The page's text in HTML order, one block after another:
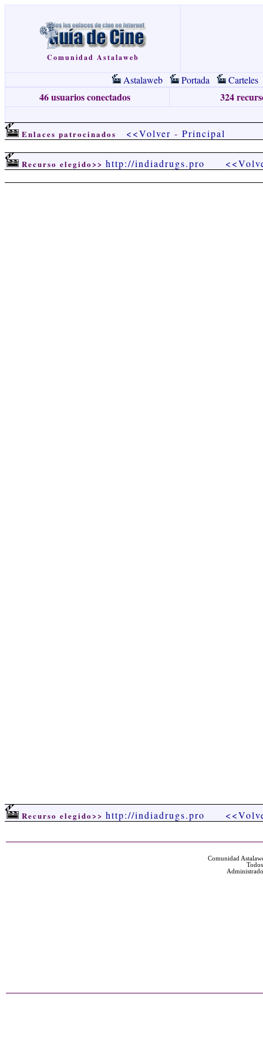
Comunidad Astalaweb
Astalaweb Portada Carteles
46 usuarios conectados 324
Enlaces patrocinados <<Volver - Principal
Recurso elegido>> http://indiadrugs.pro
Recurso elegido>> http://indiadrugs.pro
Comunidad